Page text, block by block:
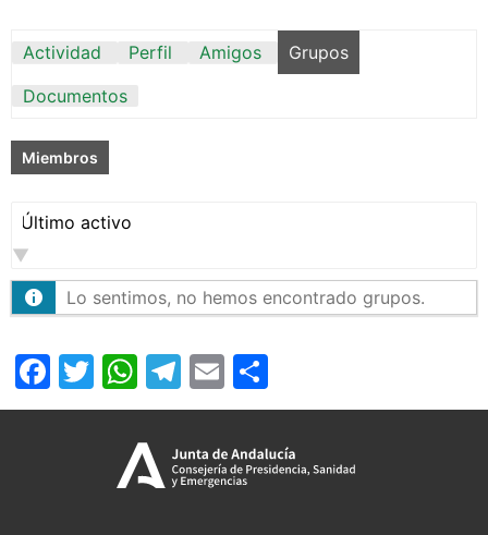
Actividad Perfil Amigos
Grupos
Documentos
Miembros
Ordenar
por:
Lo sentimos, no hemos encontrado grupos.
Facebook
Twitter
WhatsApp
Telegram
Email